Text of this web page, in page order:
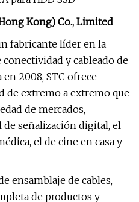
Kong) Co., Limited
fabricante líder en la
y cableado de
2008, STC ofrece
de extremo a extremo que
de mercados,
señalización digital, el
el de cine en casa y
ensamblaje de cables,
de productos y